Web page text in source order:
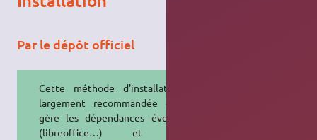
Par le dépôt officiel
Cette méthode d'installation est
largement recommandée car elle
gère les dépendances éventuelles
(libreoffice…) et facilite